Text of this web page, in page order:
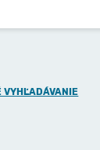
VYHĽADÁVANIE